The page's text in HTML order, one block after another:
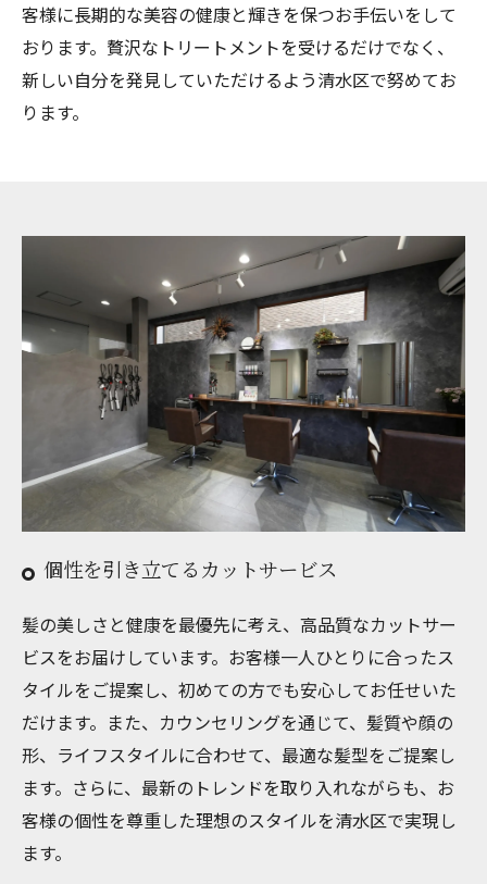
客様に長期的な美容の健康と輝きを保つお手伝いをして
おります。贅沢なトリートメントを受けるだけでなく、
新しい自分を発見していただけるよう清水区で努めてお
ります。
個性を引き立てるカットサービス
髪の美しさと健康を最優先に考え、高品質なカットサー
ビスをお届けしています。お客様一人ひとりに合ったス
タイルをご提案し、初めての方でも安心してお任せいた
だけます。また、カウンセリングを通じて、髪質や顔の
形、ライフスタイルに合わせて、最適な髪型をご提案し
ます。さらに、最新のトレンドを取り入れながらも、お
客様の個性を尊重した理想のスタイルを清水区で実現し
ます。